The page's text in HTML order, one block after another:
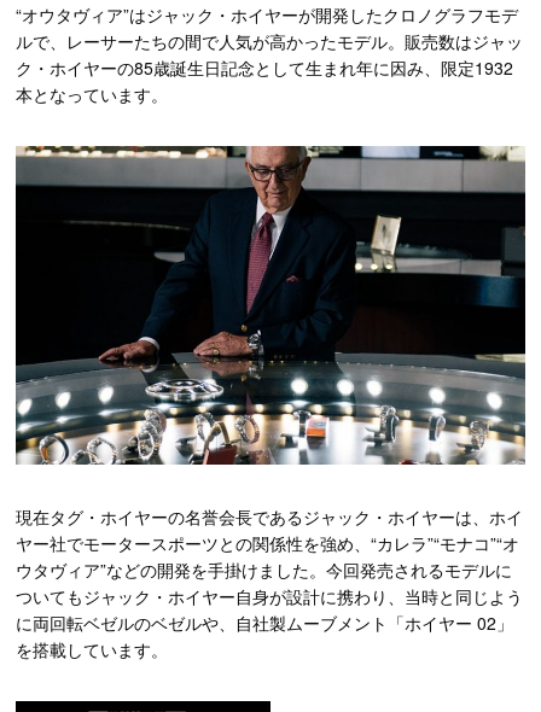
“オウタヴィア”はジャック・ホイヤーが開発したクロノグラフモデ
ルで、レーサーたちの間で人気が高かったモデル。販売数はジャッ
ク・ホイヤーの85歳誕生日記念として生まれ年に因み、限定1932
本となっています。
現在タグ・ホイヤーの名誉会長であるジャック・ホイヤーは、ホイ
ヤー社でモータースポーツとの関係性を強め、“カレラ”“モナコ”“オ
ウタヴィア”などの開発を手掛けました。今回発売されるモデルに
ついてもジャック・ホイヤー自身が設計に携わり、当時と同じよう
に両回転ベゼルのベゼルや、自社製ムーブメント「ホイヤー 02」
を搭載しています。